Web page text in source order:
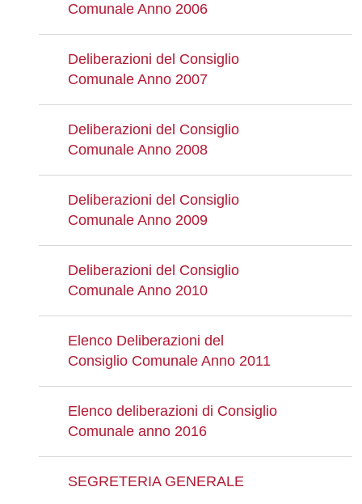
Comunale Anno 2006
Deliberazioni del Consiglio
Comunale Anno 2007
Deliberazioni del Consiglio
Comunale Anno 2008
Deliberazioni del Consiglio
Comunale Anno 2009
Deliberazioni del Consiglio
Comunale Anno 2010
Elenco Deliberazioni del
Consiglio Comunale Anno 2011
Elenco deliberazioni di Consiglio
Comunale anno 2016
SEGRETERIA GENERALE